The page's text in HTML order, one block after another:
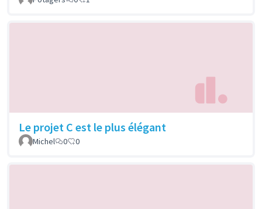
Le projet C est le plus élégant
Michel 0 0